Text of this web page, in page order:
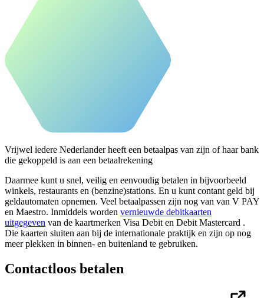
Vrijwel iedere Nederlander heeft een betaalpas van zijn of haar bank
die gekoppeld is aan een betaalrekening
Daarmee kunt u snel, veilig en eenvoudig betalen in bijvoorbeeld
winkels, restaurants en (benzine)stations. En u kunt contant geld bij
geldautomaten opnemen. Veel betaalpassen zijn nog van van V PAY
en Maestro. Inmiddels worden vernieuwde debitkaarten
uitgegeven van de kaartmerken Visa Debit en Debit Mastercard .
Die kaarten sluiten aan bij de internationale praktijk en zijn op nog
meer plekken in binnen- en buitenland te gebruiken.
Contactloos betalen